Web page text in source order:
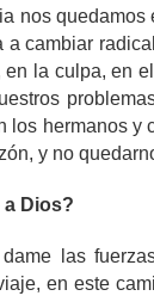
nos
cambiar
la culpa, en
los hermanos y
y no
a Dios?
las
en este